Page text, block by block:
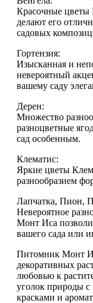
Красочные цветы
делают его
садовых
Гортензия:
Изысканная и
невероятный
вашему саду
Дерен:
Множество
разноцветные
сад особенным.
Клематис:
Яркие цветы
разнообразием
Лапчатка, Пион,
Невероятное
Монт Иса
вашего сада или
Питомник Монт
декоративных
любовью к
уголок природы
красками и